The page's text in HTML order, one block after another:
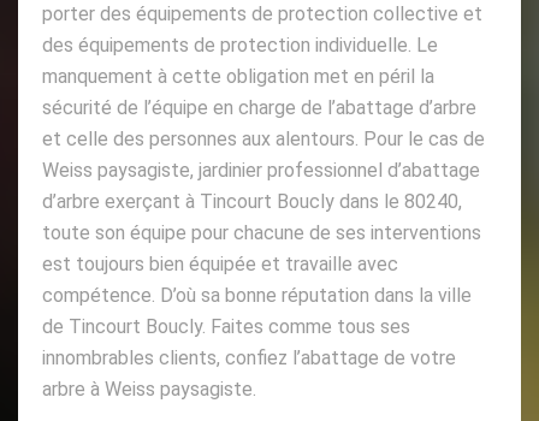
porter des équipements de protection collective et
des équipements de protection individuelle. Le
manquement à cette obligation met en péril la
sécurité de l’équipe en charge de l’abattage d’arbre
et celle des personnes aux alentours. Pour le cas de
Weiss paysagiste, jardinier professionnel d’abattage
d’arbre exerçant à Tincourt Boucly dans le 80240,
toute son équipe pour chacune de ses interventions
est toujours bien équipée et travaille avec
compétence. D’où sa bonne réputation dans la ville
de Tincourt Boucly. Faites comme tous ses
innombrables clients, confiez l’abattage de votre
arbre à Weiss paysagiste.